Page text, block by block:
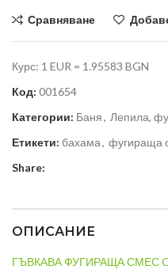
Сравняване
Курс: 1 EUR = 1.95583 BGN
Код: 001654
Категории: Баня, Лепила,
Етикети: бахама, фугираща
Share:
ОПИСАНИЕ
ГЪВКАВА ФУГИРАЩА СМЕС